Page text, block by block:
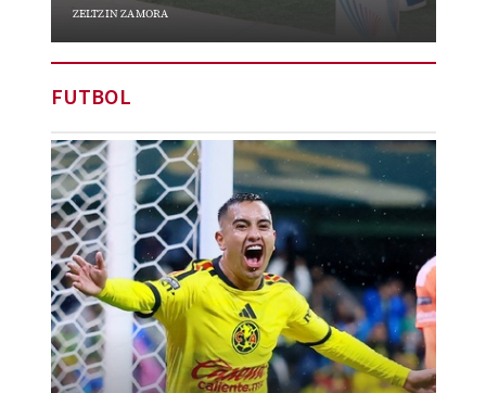
ZELTZIN ZAMORA
FUTBOL